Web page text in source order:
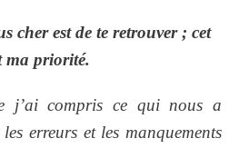
cher est de te retrouver ; cet
ma priorité.
j’ai compris ce qui nous a
erreurs et les manquements